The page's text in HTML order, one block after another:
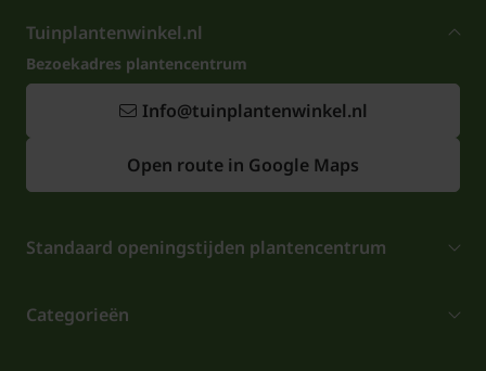
Tuinplantenwinkel.nl
Bezoekadres plantencentrum
Info@tuinplantenwinkel.nl
Open route in Google Maps
Standaard openingstijden plantencentrum
Categorieën